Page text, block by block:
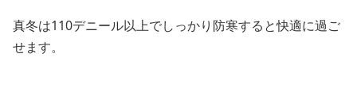
真冬は110デニール以上でしっかり防寒すると快適に過ご
せます。